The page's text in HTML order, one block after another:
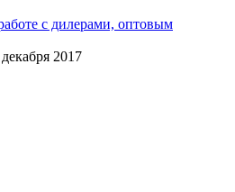
с дилерами, оптовым
2017